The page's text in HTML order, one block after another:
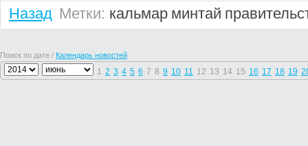
Назад Метки: кальмар минтай
Поиск по дате / Календарь новостей
1 2 3 4 5 6 7 8 9 10 11 12 13 14 15 16 17 18 19